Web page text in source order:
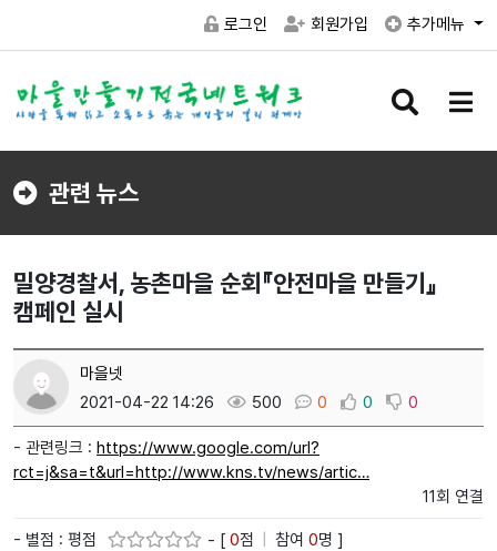
로그인 회원가입 추가메뉴
검
버
메
버
관련 뉴스
밀양경찰서, 농촌마을 순회『안전마을 만들기』
캠페인 실시
마을넷
2021-04-22 14:26
500 0 0 0
- 관련링크 : https://www.google.com/url?
rct=j&sa=t&url=http://www.kns.tv/news/artic…
11회 연결
- 별점 : 평점 - [ 0점 참여 0명 ]